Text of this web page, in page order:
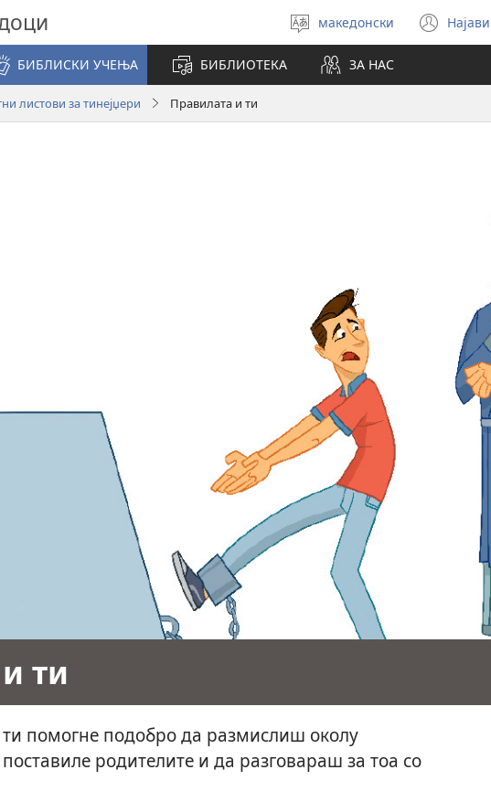
Избери
јазик
македонски
new
БИБЛИСКИ УЧЕЊА БИБЛИОТЕКА ЗА НАС
листови за тинејџери Правилата и ти
ти
ти помогне подобро да размислиш околу
родителите и да разговараш за тоа со